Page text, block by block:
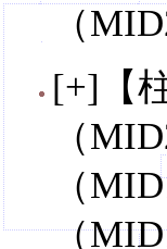
（
[+]【
（
（
（